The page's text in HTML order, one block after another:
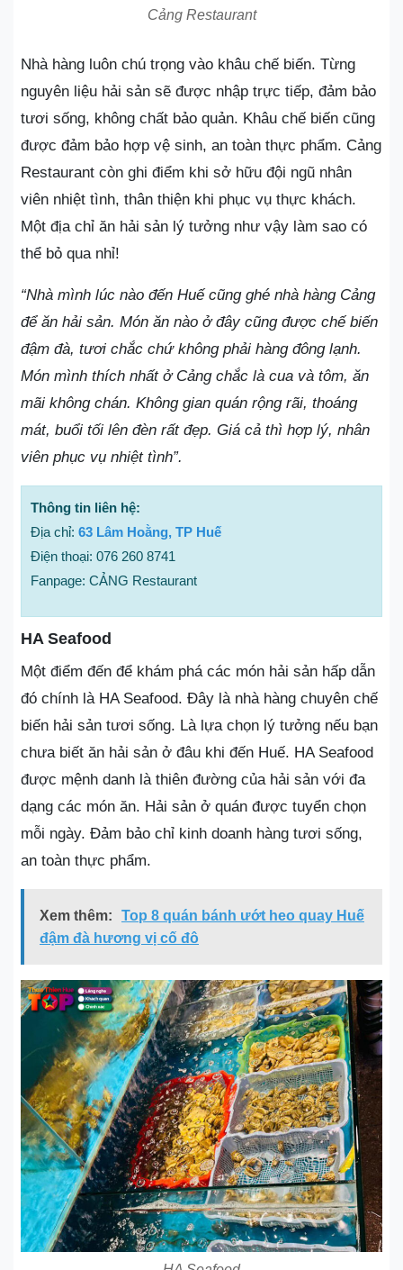
Cảng Restaurant
Nhà hàng luôn chú trọng vào khâu chế biến. Từng
nguyên liệu hải sản sẽ được nhập trực tiếp, đảm bảo
tươi sống, không chất bảo quản. Khâu chế biến cũng
được đảm bảo hợp vệ sinh, an toàn thực phẩm. Cảng
Restaurant còn ghi điểm khi sở hữu đội ngũ nhân
viên nhiệt tình, thân thiện khi phục vụ thực khách.
Một địa chỉ ăn hải sản lý tưởng như vậy làm sao có
thể bỏ qua nhỉ!
“Nhà mình lúc nào đến Huế cũng ghé nhà hàng Cảng
để ăn hải sản. Món ăn nào ở đây cũng được chế biến
đậm đà, tươi chắc chứ không phải hàng đông lạnh.
Món mình thích nhất ở Cảng chắc là cua và tôm, ăn
mãi không chán. Không gian quán rộng rãi, thoáng
mát, buổi tối lên đèn rất đẹp. Giá cả thì hợp lý, nhân
viên phục vụ nhiệt tình”.
Thông tin liên hệ:
Địa chỉ: 63 Lâm Hoằng, TP Huế
Điện thoại: 076 260 8741
Fanpage: CẢNG Restaurant
HA Seafood
Một điểm đến để khám phá các món hải sản hấp dẫn
đó chính là HA Seafood. Đây là nhà hàng chuyên chế
biến hải sản tươi sống. Là lựa chọn lý tưởng nếu bạn
chưa biết ăn hải sản ở đâu khi đến Huế. HA Seafood
được mệnh danh là thiên đường của hải sản với đa
dạng các món ăn. Hải sản ở quán được tuyển chọn
mỗi ngày. Đảm bảo chỉ kinh doanh hàng tươi sống,
an toàn thực phẩm.
Xem thêm:
Top 8 quán bánh ướt heo quay Huế
đậm đà hương vị cố đô